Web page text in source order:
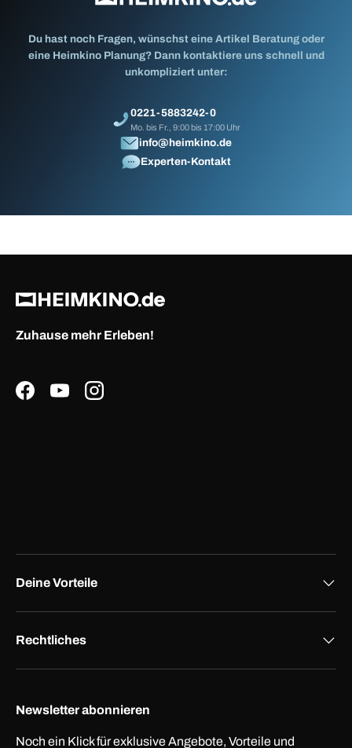
Du hast noch Fragen, wünschst eine Artikel Beratung oder
eine Heimkino Planung? Dann kontaktiere uns schnell und
unkompliziert unter:
0221-5883242-0
Mo. bis Fr., 9:00 bis 17:00 Uhr
info@heimkino.de
Experten-Kontakt
Zuhause mehr Erleben!
FacebookYouTubeInstagram
Deine Vorteile
Rechtliches
Newsletter abonnieren
Noch ein Klick für exklusive Angebote, Vorteile und